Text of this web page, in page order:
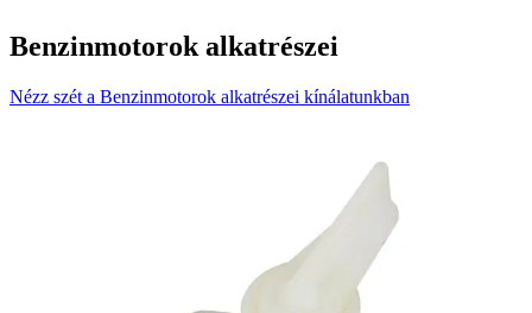
Benzinmotorok alkatrészei
Nézz szét a Benzinmotorok alkatrészei kínálatunkban